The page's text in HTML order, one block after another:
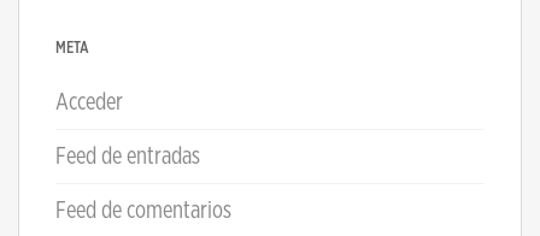
META
Acceder
Feed de entradas
Feed de comentarios